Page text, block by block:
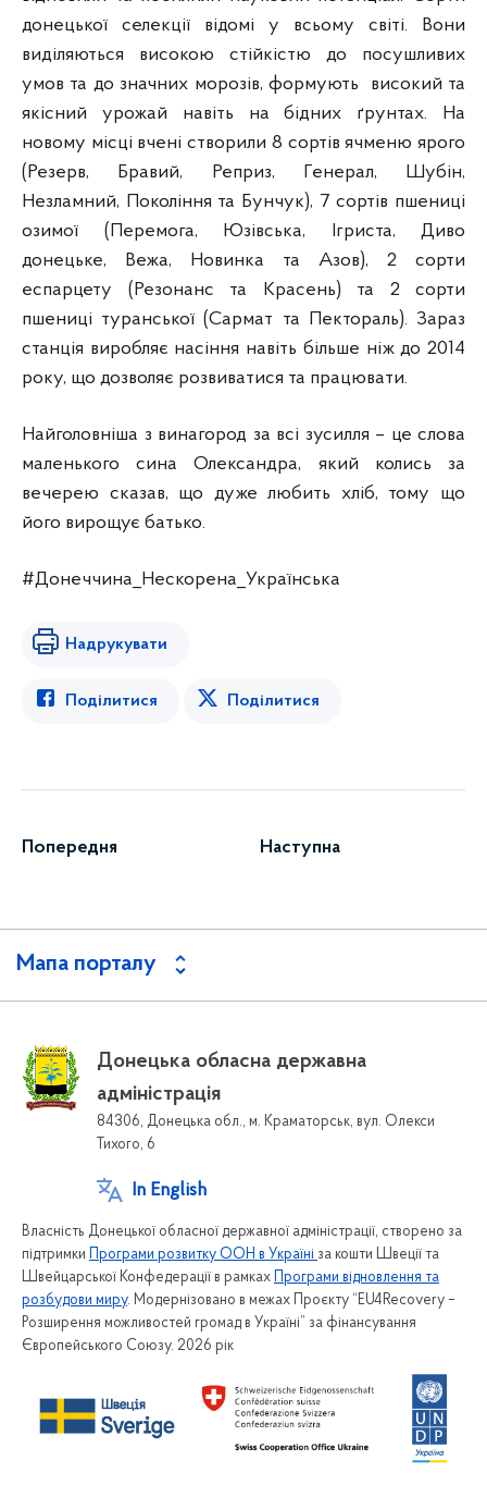
донецької селекції відомі у всьому світі. Вони
виділяються високою стійкістю до посушливих
умов та до значних морозів, формують високий та
якісний урожай навіть на бідних ґрунтах. На
новому місці вчені створили 8 сортів ячменю ярого
(Резерв, Бравий, Реприз, Генерал, Шубін,
Незламний, Покоління та Бунчук), 7 сортів пшениці
озимої (Перемога, Юзівська, Ігриста, Диво
донецьке, Вежа, Новинка та Азов), 2 сорти
еспарцету (Резонанс та Красень) та 2 сорти
пшениці туранської (Сармат та Пектораль). Зараз
станція виробляє насіння навіть більше ніж до 2014
року, що дозволяє розвиватися та працювати.
Найголовніша з винагород за всі зусилля – це слова
маленького сина Олександра, який колись за
вечерею сказав, що дуже любить хліб, тому що
його вирощує батько.
#Донеччина_Нескорена_Українська
Надрукувати
Поділитися Поділитися
Попередня Наступна
Мапа порталу
Донецька обласна державна
адміністрація
84306, Донецька обл., м. Краматорськ, вул. Олекси
Тихого, 6
In English
Власність Донецької обласної державної адміністрації, створено за
підтримки Програми розвитку ООН в Україні за кошти Швеції та
Швейцарської Конфедерації в рамках Програми відновлення та
розбудови миру. Модернізовано в межах Проєкту “EU4Recovery –
Розширення можливостей громад в Україні” за фінансування
Європейського Союзу. 2026 рік